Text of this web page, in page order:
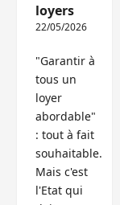
loyers
22/05/2026
"Garantir à
tous un
loyer
abordable"
: tout à fait
souhaitable.
Mais c'est
l'Etat qui